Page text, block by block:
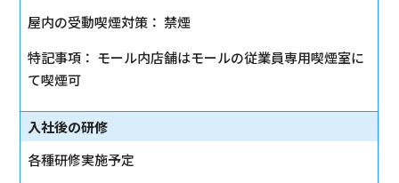
屋内の受動喫煙対策： 禁煙
特記事項： モール内店舗はモールの従業員専用喫煙室に
て喫煙可
入社後の研修
各種研修実施予定